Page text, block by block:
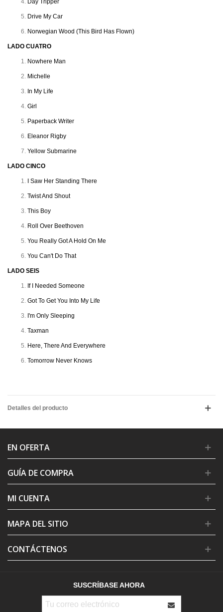
Day Tripper
Drive My Car
Norwegian Wood (This Bird Has Flown)
LADO CUATRO
Nowhere Man
Michelle
In My Life
Girl
Paperback Writer
Eleanor Rigby
Yellow Submarine
LADO CINCO
I Saw Her Standing There
Twist And Shout
This Boy
Roll Over Beethoven
You Really Got A Hold On Me
You Can't Do That
LADO SEIS
If I Needed Someone
Got To Get You Into My Life
I'm Only Sleeping
Taxman
Here, There And Everywhere
Tomorrow Never Knows
Detalles del producto
EN OFERTA
GUÍA DE COMPRA
MI CUENTA
MAPA DEL SITIO
CONTÁCTENOS
SUSCRÍBASE AHORA